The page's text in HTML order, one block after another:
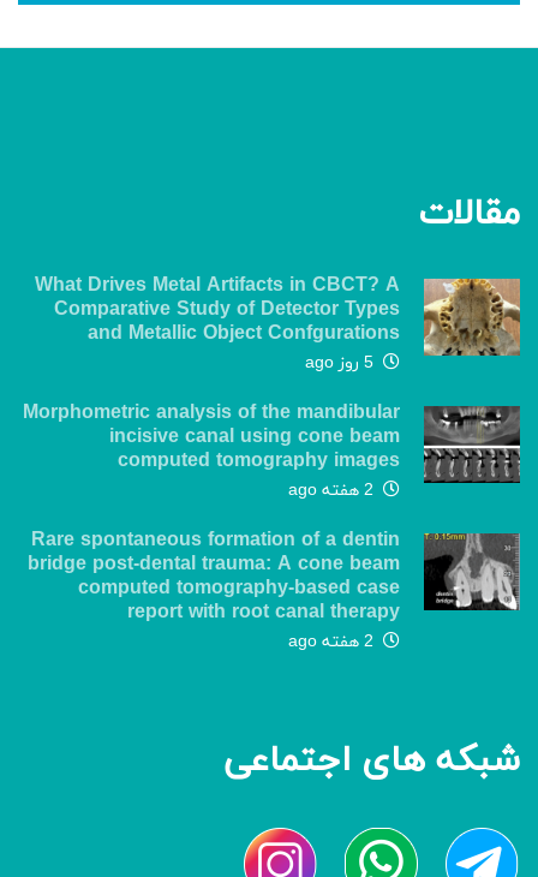
مقالات
What Drives Metal Artifacts in CBCT? A
Comparative Study of Detector Types
and Metallic Object Confgurations
5 روز ago
Morphometric analysis of the mandibular
incisive canal using cone beam
computed tomography images
2 هفته ago
Rare spontaneous formation of a dentin
bridge post-dental trauma: A cone beam
computed tomography-based case
report with root canal therapy
2 هفته ago
شبکه های اجتماعی